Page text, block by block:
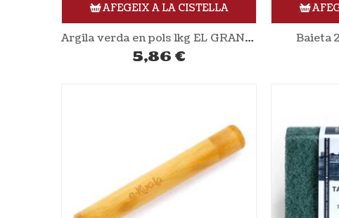
AFEGEIX A LA CISTELLA
Argila verda en pols 1kg EL GRANERO
5,86 €
Baieta